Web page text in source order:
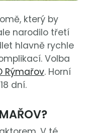
který by
narodilo třetí
hlavně rychle
Volba
Rýmařov. Horní
dní.